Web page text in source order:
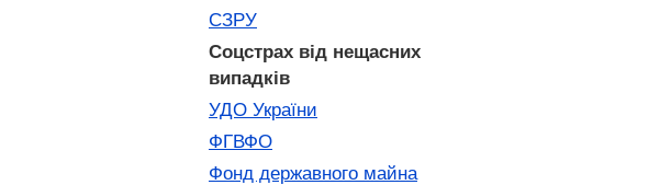
СЗРУ
Соцстрах від нещасних
випадків
УДО України
ФГВФО
Фонд державного майна